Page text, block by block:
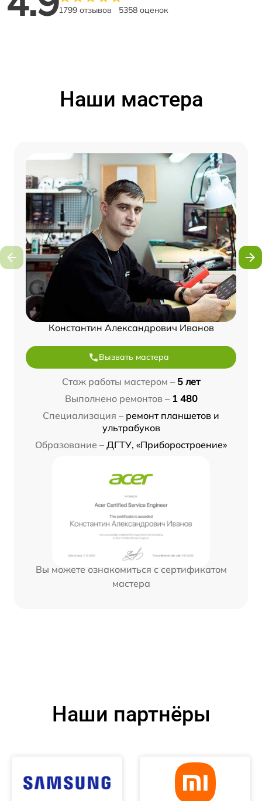
1799 отзывов 5358 оценок
Наши мастера
Константин Александрович Иванов
Вызвать мастера
Стаж работы мастером – 5 лет
Выполнено ремонтов – 1 480
Специализация – ремонт планшетов и
ультрабуков
Образование – ДГТУ, «Приборостроение»
Вы можете ознакомиться с сертификатом
мастера
Наши партнёры